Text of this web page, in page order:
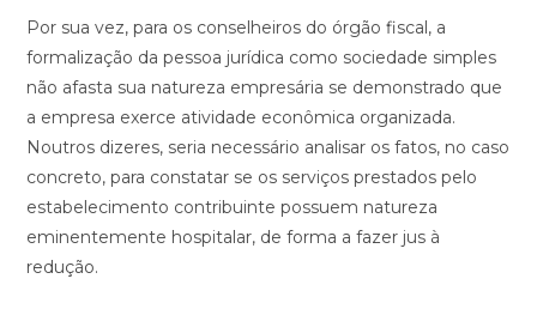
Por sua vez, para os conselheiros do órgão fiscal, a
formalização da pessoa jurídica como sociedade simples
não afasta sua natureza empresária se demonstrado que
a empresa exerce atividade econômica organizada.
Noutros dizeres, seria necessário analisar os fatos, no caso
concreto, para constatar se os serviços prestados pelo
estabelecimento contribuinte possuem natureza
eminentemente hospitalar, de forma a fazer jus à
redução.